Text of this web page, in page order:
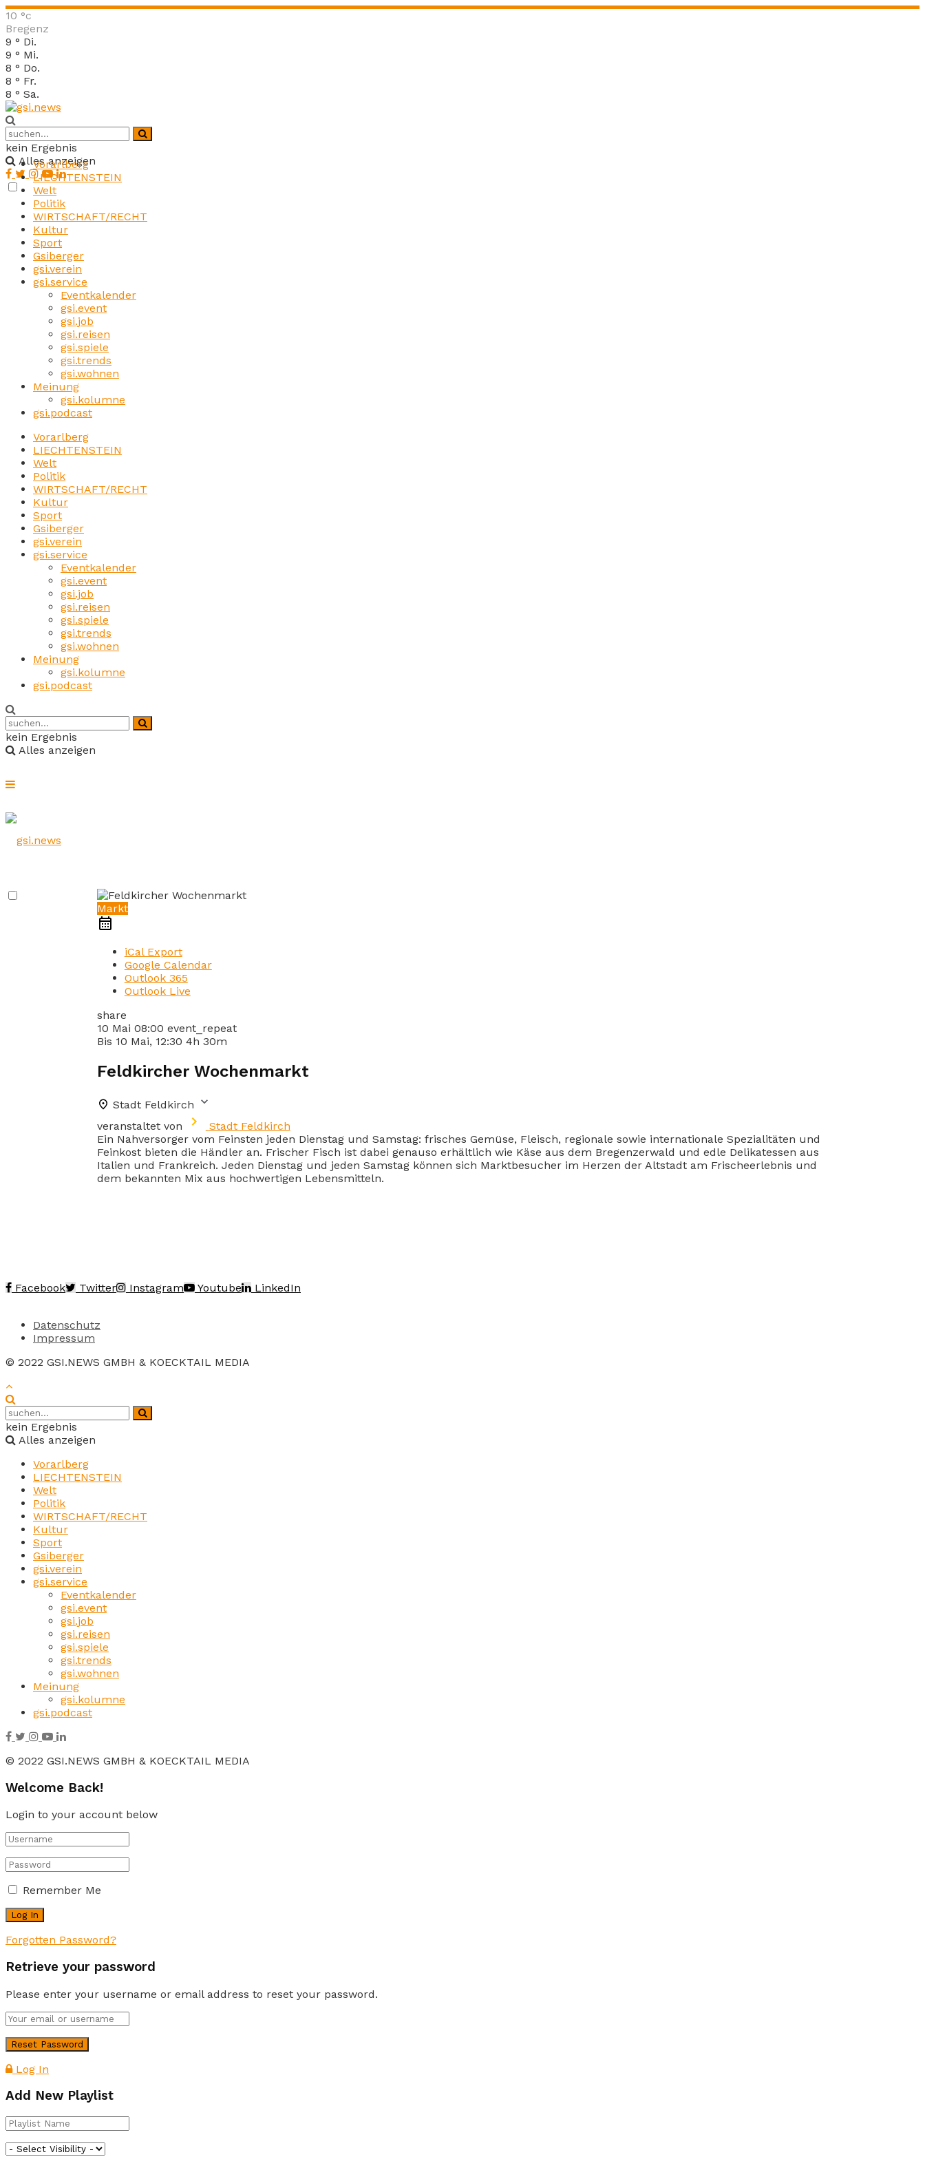
10 °c
Bregenz
9 ° Di.
9 ° Mi.
8 ° Do.
8 ° Fr.
8 ° Sa.
kein Ergebnis
Alles anzeigen
Vorarlberg
LIECHTENSTEIN
Welt
Politik
WIRTSCHAFT/RECHT
Kultur
Sport
Gsiberger
gsi.verein
gsi.service
Eventkalender
gsi.event
gsi.job
gsi.reisen
gsi.spiele
gsi.trends
gsi.wohnen
Meinung
gsi.kolumne
gsi.podcast
Vorarlberg
LIECHTENSTEIN
Welt
Politik
WIRTSCHAFT/RECHT
Kultur
Sport
Gsiberger
gsi.verein
gsi.service
Eventkalender
gsi.event
gsi.job
gsi.reisen
gsi.spiele
gsi.trends
gsi.wohnen
Meinung
gsi.kolumne
gsi.podcast
kein Ergebnis
Alles anzeigen
Markt
iCal Export
Google Calendar
Outlook 365
Outlook Live
share
10 Mai 08:00 event_repeat
Bis 10 Mai, 12:30 4h 30m
Feldkircher Wochenmarkt
Stadt Feldkirch
veranstaltet von
Stadt Feldkirch
Ein Nahversorger vom Feinsten jeden Dienstag und Samstag: frisches Gemüse, Fleisch, regionale sowie internationale Spezialitäten und
Feinkost bieten die Händler an. Frischer Fisch ist dabei genauso erhältlich wie Käse aus dem Bregenzerwald und edle Delikatessen aus
Italien und Frankreich. Jeden Dienstag und jeden Samstag können sich Marktbesucher im Herzen der Altstadt am Frischeerlebnis und
dem bekannten Mix aus hochwertigen Lebensmitteln.
Facebook Twitter Instagram Youtube LinkedIn
Datenschutz
Impressum
© 2022 GSI.NEWS GMBH & KOECKTAIL MEDIA
kein Ergebnis
Alles anzeigen
Vorarlberg
LIECHTENSTEIN
Welt
Politik
WIRTSCHAFT/RECHT
Kultur
Sport
Gsiberger
gsi.verein
gsi.service
Eventkalender
gsi.event
gsi.job
gsi.reisen
gsi.spiele
gsi.trends
gsi.wohnen
Meinung
gsi.kolumne
gsi.podcast
© 2022 GSI.NEWS GMBH & KOECKTAIL MEDIA
Welcome Back!
Login to your account below
Remember Me
Forgotten Password?
Retrieve your password
Please enter your username or email address to reset your password.
Log In
Add New Playlist